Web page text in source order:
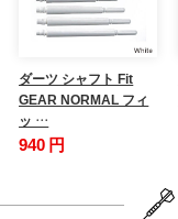
ダーツ シャフト Fit
GEAR NORMAL フィ
ッ …
940 円